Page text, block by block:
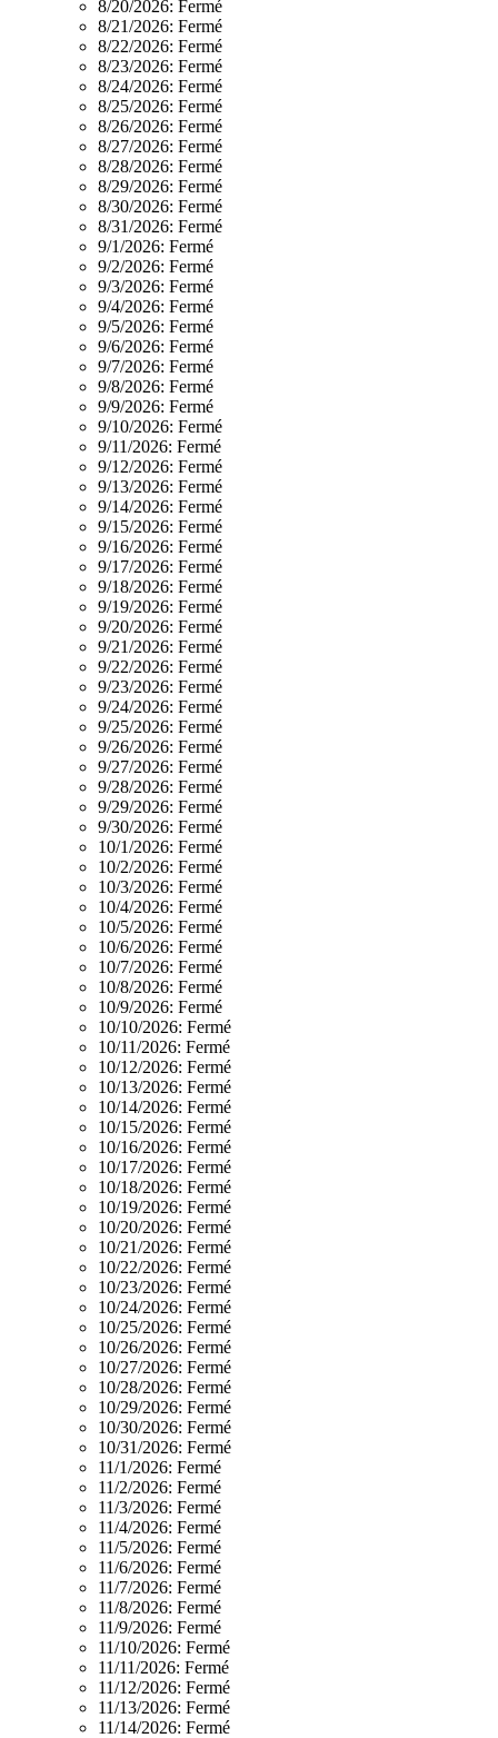
8/20/2026: Fermé
8/21/2026: Fermé
8/22/2026: Fermé
8/23/2026: Fermé
8/24/2026: Fermé
8/25/2026: Fermé
8/26/2026: Fermé
8/27/2026: Fermé
8/28/2026: Fermé
8/29/2026: Fermé
8/30/2026: Fermé
8/31/2026: Fermé
9/1/2026: Fermé
9/2/2026: Fermé
9/3/2026: Fermé
9/4/2026: Fermé
9/5/2026: Fermé
9/6/2026: Fermé
9/7/2026: Fermé
9/8/2026: Fermé
9/9/2026: Fermé
9/10/2026: Fermé
9/11/2026: Fermé
9/12/2026: Fermé
9/13/2026: Fermé
9/14/2026: Fermé
9/15/2026: Fermé
9/16/2026: Fermé
9/17/2026: Fermé
9/18/2026: Fermé
9/19/2026: Fermé
9/20/2026: Fermé
9/21/2026: Fermé
9/22/2026: Fermé
9/23/2026: Fermé
9/24/2026: Fermé
9/25/2026: Fermé
9/26/2026: Fermé
9/27/2026: Fermé
9/28/2026: Fermé
9/29/2026: Fermé
9/30/2026: Fermé
10/1/2026: Fermé
10/2/2026: Fermé
10/3/2026: Fermé
10/4/2026: Fermé
10/5/2026: Fermé
10/6/2026: Fermé
10/7/2026: Fermé
10/8/2026: Fermé
10/9/2026: Fermé
10/10/2026: Fermé
10/11/2026: Fermé
10/12/2026: Fermé
10/13/2026: Fermé
10/14/2026: Fermé
10/15/2026: Fermé
10/16/2026: Fermé
10/17/2026: Fermé
10/18/2026: Fermé
10/19/2026: Fermé
10/20/2026: Fermé
10/21/2026: Fermé
10/22/2026: Fermé
10/23/2026: Fermé
10/24/2026: Fermé
10/25/2026: Fermé
10/26/2026: Fermé
10/27/2026: Fermé
10/28/2026: Fermé
10/29/2026: Fermé
10/30/2026: Fermé
10/31/2026: Fermé
11/1/2026: Fermé
11/2/2026: Fermé
11/3/2026: Fermé
11/4/2026: Fermé
11/5/2026: Fermé
11/6/2026: Fermé
11/7/2026: Fermé
11/8/2026: Fermé
11/9/2026: Fermé
11/10/2026: Fermé
11/11/2026: Fermé
11/12/2026: Fermé
11/13/2026: Fermé
11/14/2026: Fermé